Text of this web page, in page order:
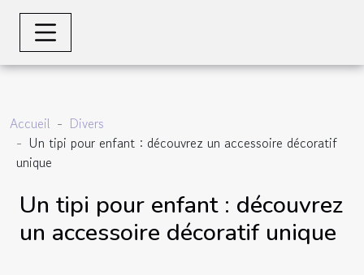
Accueil
Divers
Un tipi pour enfant : découvrez un accessoire décoratif
unique
Un tipi pour enfant : découvrez
un accessoire décoratif unique